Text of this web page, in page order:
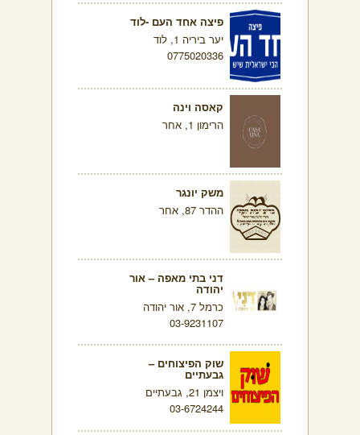
פיצה אחד העם -לוד
יער ביריה 1, לוד
0775020336
קאסה וינה
הרימון 1, אחר
משק יונגר
ההדר 87, אחר
דני בתי מאפה – אור
יהודה
כרמל 7, אור יהודה
03-9231107
שוק הפיצוחים –
גבעתיים
ויצמן 21, גבעתיים
03-6724244